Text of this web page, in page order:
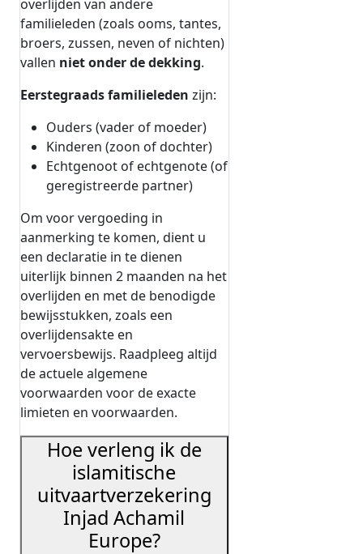
overlijden van andere
familieleden (zoals ooms, tantes,
broers, zussen, neven of nichten)
vallen niet onder de dekking.
Eerstegraads familieleden zijn:
Ouders (vader of moeder)
Kinderen (zoon of dochter)
Echtgenoot of echtgenote (of
geregistreerde partner)
Om voor vergoeding in
aanmerking te komen, dient u
een declaratie in te dienen
uiterlijk binnen 2 maanden na het
overlijden en met de benodigde
bewijsstukken, zoals een
overlijdensakte en
vervoersbewijs. Raadpleeg altijd
de actuele algemene
voorwaarden voor de exacte
limieten en voorwaarden.
Hoe verleng ik de
islamitische
uitvaartverzekering
Injad Achamil
Europe?